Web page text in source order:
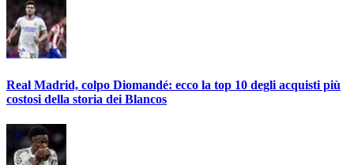
Real Madrid, colpo Diomandé: ecco la top 10 degli acquisti più
costosi della storia dei Blancos